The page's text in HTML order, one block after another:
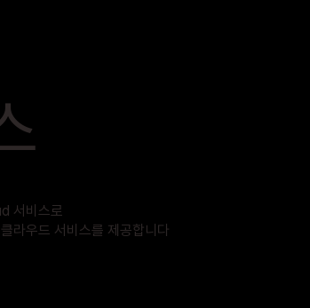
서비스로
라우드 서비스를 제공합니다